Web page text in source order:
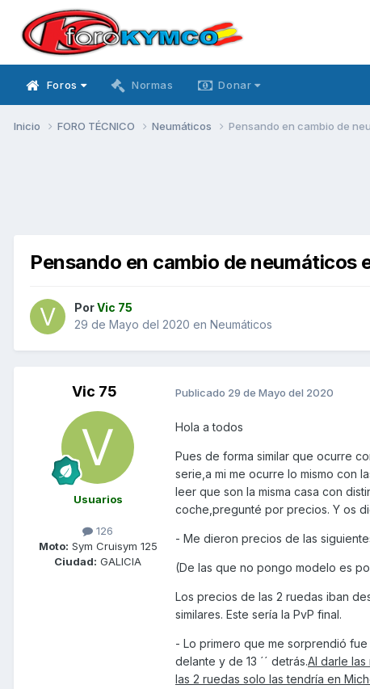
Foros Normas Donar
Inicio FORO TÉCNICO Neumáticos Pensando en cambio de
Pensando en cambio de neumáticos
PorVic 75
29 de Mayo del 2020 en Neumáticos
Vic 75
Usuarios
126
Moto: Sym Cruisym 125
Ciudad: GALICIA
Publicado 29 de Mayo del 2020
Hola a todos
Pues de forma similar que ocurre
serie,a mi me ocurre lo mismo con
leer que son la misma casa con
coche,pregunté por precios. Y os
- Me dieron precios de las
(De las que no pongo modelo es
Los precios de las 2 ruedas iban
similares. Este sería la PvP final.
- Lo primero que me sorprendió fue
delante y de 13 ´´ detrás.Al darle
las 2 ruedas solo las tendría en